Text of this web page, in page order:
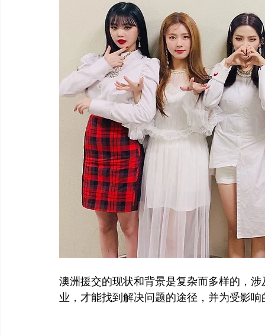
澳洲援交的现状和背景是复杂而多样的，
业，才能找到解决问题的途径，并为受影